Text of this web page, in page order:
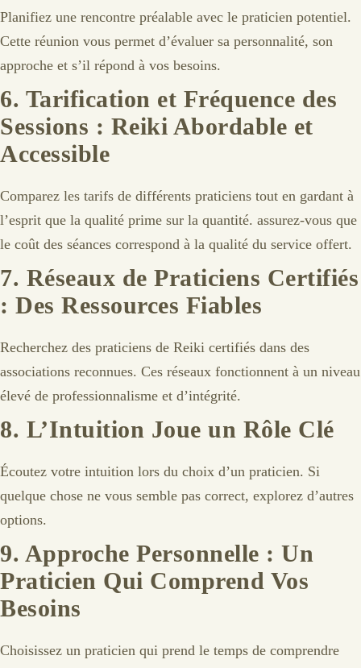
Planifiez une rencontre préalable avec le praticien potentiel.
Cette réunion vous permet d’évaluer sa personnalité, son
approche et s’il répond à vos besoins.
6. Tarification et Fréquence des
Sessions : Reiki Abordable et
Accessible
Comparez les tarifs de différents praticiens tout en gardant à
l’esprit que la qualité prime sur la quantité. assurez-vous que
le coût des séances correspond à la qualité du service offert.
7. Réseaux de Praticiens Certifiés
: Des Ressources Fiables
Recherchez des praticiens de Reiki certifiés dans des
associations reconnues. Ces réseaux fonctionnent à un niveau
élevé de professionnalisme et d’intégrité.
8. L’Intuition Joue un Rôle Clé
Écoutez votre intuition lors du choix d’un praticien. Si
quelque chose ne vous semble pas correct, explorez d’autres
options.
9. Approche Personnelle : Un
Praticien Qui Comprend Vos
Besoins
Choisissez un praticien qui prend le temps de comprendre